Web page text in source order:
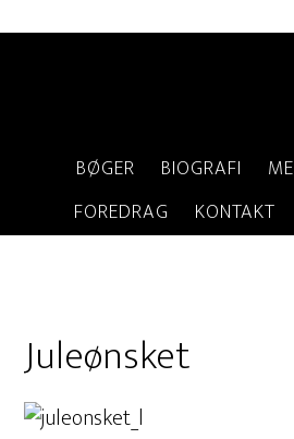
BØGER BIOGRAFI
FOREDRAG
KONTAKT
Juleønsket